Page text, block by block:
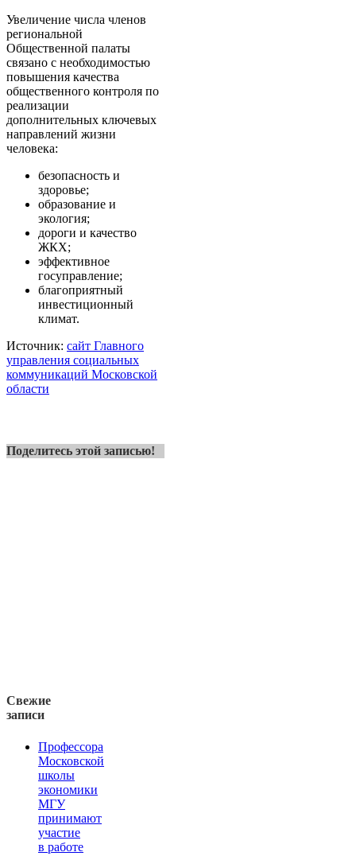
Увеличение числа членов
региональной
Общественной палаты
связано с необходимостью
повышения качества
общественного контроля по
реализации
дополнительных ключевых
направлений жизни
человека:
безопасность и
здоровье;
образование и
экология;
дороги и качество
ЖКХ;
эффективное
госуправление;
благоприятный
инвестиционный
климат.
Источник: сайт Главного
управления социальных
коммуникаций Московской
области
Поделитесь этой записью!
Свежие
записи
Профессора
Московской
школы
экономики
МГУ
принимают
участие
в работе